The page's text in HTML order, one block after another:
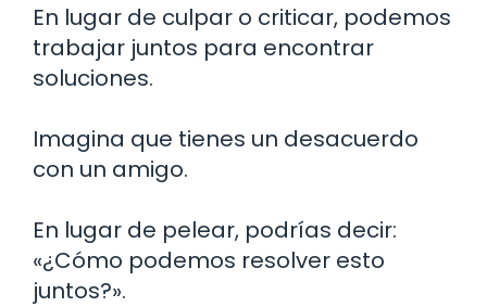
En lugar de culpar o criticar, podemos
trabajar juntos para encontrar
soluciones.
Imagina que tienes un desacuerdo
con un amigo.
En lugar de pelear, podrías decir:
«¿Cómo podemos resolver esto
juntos?».